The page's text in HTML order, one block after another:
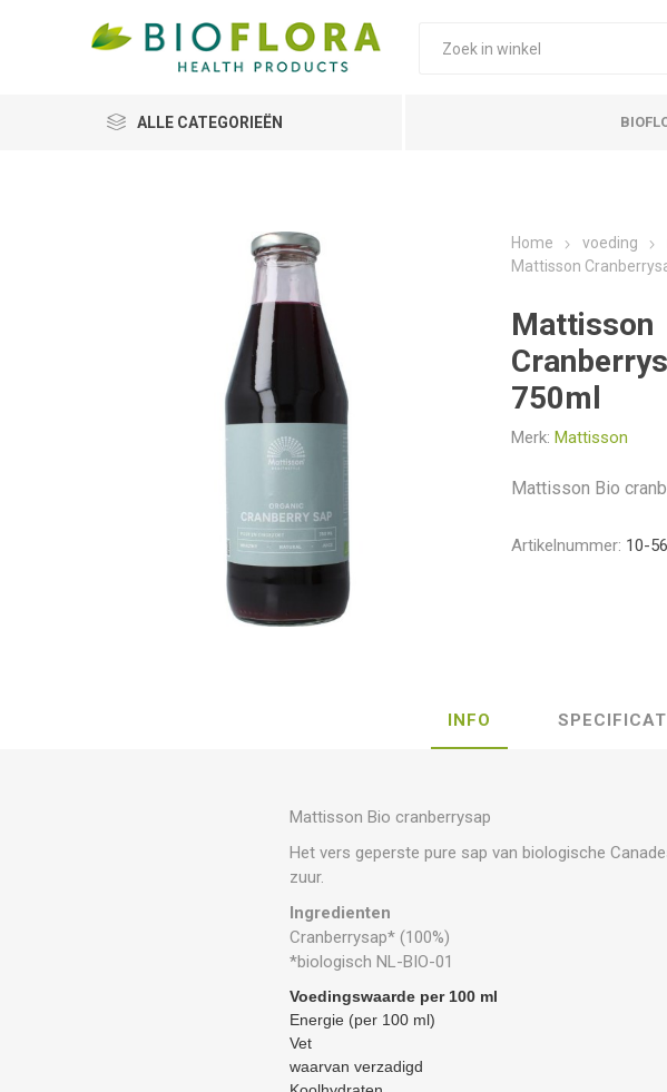
ALLE CATEGORIEËN
Home voeding
Mattisson
Mattisson
750ml
Merk: Mattisson
Mattisson Bio
Artikelnummer: 10-
INFO
Mattisson Bio cranberrysap
Het vers geperste pure sap van biologische
zuur.
Ingredienten
Cranberrysap* (100%)
*biologisch NL-BIO-01
Voedingswaarde per 100 ml
Energie (per 100 ml)
Vet
waarvan verzadigd